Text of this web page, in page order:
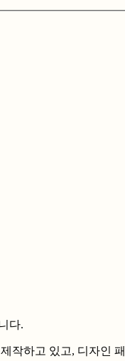
다.
작하고 있고, 디자인